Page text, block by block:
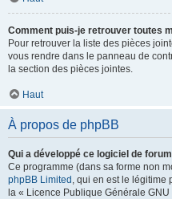
Comment puis-je retrouver toutes
Pour retrouver la liste des pièces
vous rendre dans le panneau de
la section des pièces jointes.
Haut
À propos de phpBB
Qui a développé ce logiciel de
Ce programme (dans sa forme non
phpBB Limited , qui en est le légitime
la « Licence Publique Générale